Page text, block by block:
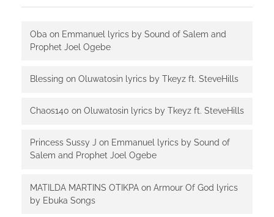
Oba on Emmanuel lyrics by Sound of Salem and
Prophet Joel Ogebe
Blessing on Oluwatosin lyrics by Tkeyz ft. SteveHills
Chaos140 on Oluwatosin lyrics by Tkeyz ft. SteveHills
Princess Sussy J on Emmanuel lyrics by Sound of
Salem and Prophet Joel Ogebe
MATILDA MARTINS OTIKPA on Armour Of God lyrics
by Ebuka Songs